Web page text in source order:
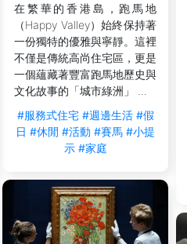
在繁華的香港島，跑馬地
（Happy Valley）始終保持著
一份獨特的優雅與寧靜。這裡
不僅是傳統高尚住宅區，更是
一個蘊藏著豐富跑馬地歷史與
文化故事的「城市綠洲」 ...
#服務式住宅 #週邊生活 #假
日 #休閒 #活動 #賽馬 #小提
示 #家庭